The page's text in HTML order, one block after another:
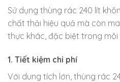
Sử dụng thùng rác 240 lít
chất thải hiệu quả mà còn
thực khác, đặc biệt trong
1. Tiết kiệm chi phí
Với dung tích lớn, thùng rác